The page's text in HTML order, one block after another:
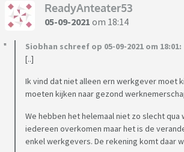
ReadyAnteater53
05-09-2021 om 18:14
Siobhan schreef op 05-09-2021 om 18:01:
[..]
Ik vind dat niet alleen ern werkgever moet
moeten kijken naar gezond
We hebben het helemaal niet zo slecht
iedereen overkomen maar het is de
enkel werkgevers. De rekening komt daar